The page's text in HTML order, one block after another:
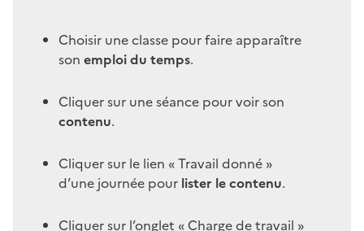
Choisir une classe pour faire apparaître
son emploi du temps.
Cliquer sur une séance pour voir son
contenu.
Cliquer sur le lien « Travail donné »
d’une journée pour lister le contenu.
Cliquer sur l’onglet « Charge de travail »